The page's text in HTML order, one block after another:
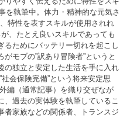
を執筆中。体力・精神的な元気さ
特性を表すスキルが使用されれ
、たとえ良いスキルであっても
るためにバッテリー切れを起こし
モブの”訳あり冒険者”というと
の独立と安定した生活を手に入れ
会保険完備”という将来安定思
編（通常記事）を織り交ぜなが
、過去の実体験を執筆しているこ
者家族などの関係者、トランスジ